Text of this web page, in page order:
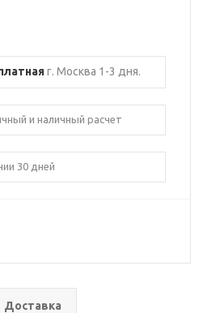
г. Москва 1-3 дня.
и наличный расчет
30 дней
Доставка